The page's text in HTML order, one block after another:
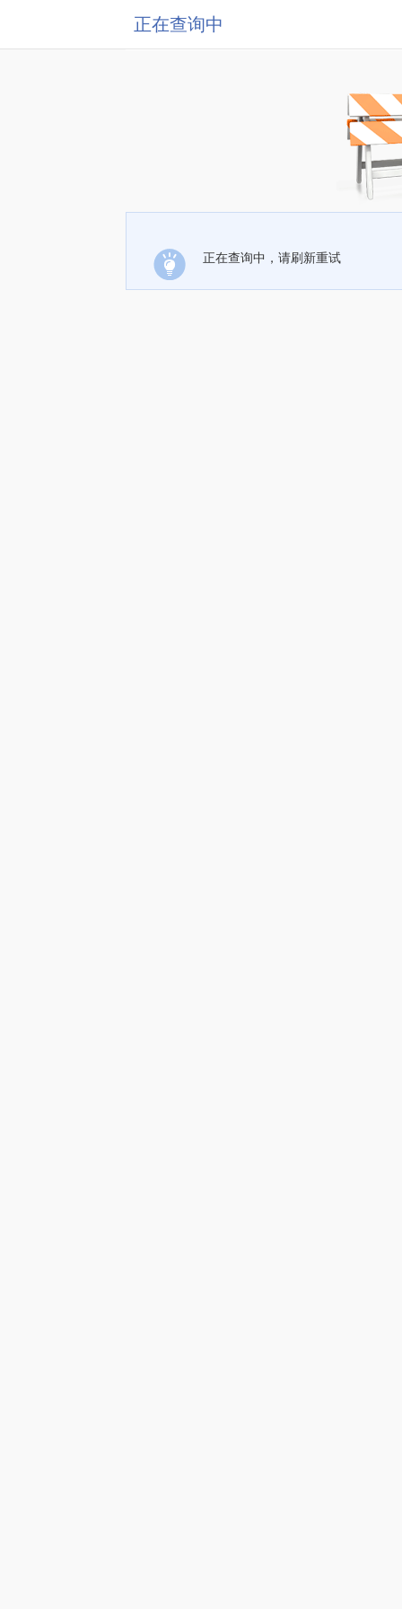
正在查询中
正在查询中，请刷新重试